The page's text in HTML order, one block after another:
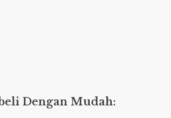
Dengan Mudah: